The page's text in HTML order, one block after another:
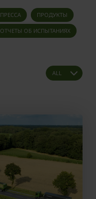
ПРЕССА ПРОДУКТЫ
ОТЧЕТЫ ОБ ИСПЫТАНИЯХ